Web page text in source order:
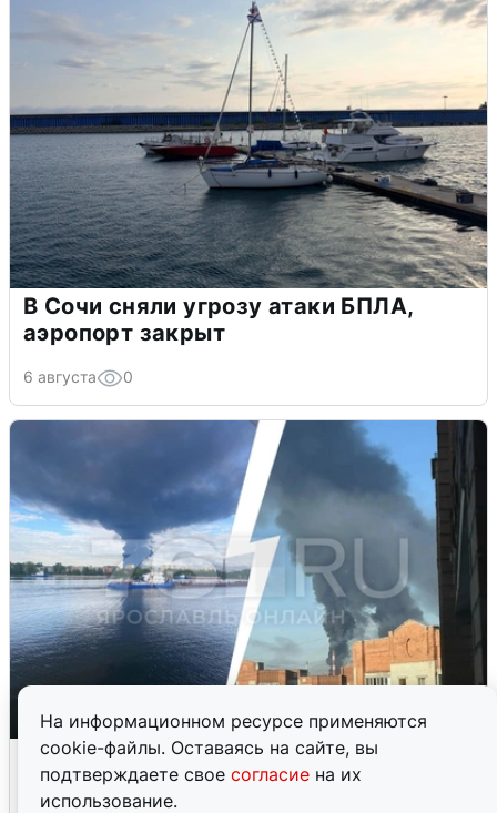
На информационном ресурсе применяются
cookie-файлы. Оставаясь на сайте, вы
подтверждаете свое согласие на их
использование.
В Сочи сняли угрозу атаки БПЛА,
аэропорт закрыт
6 августа 0
Ночная атака БПЛА на Ярославль:
попадания и последствия